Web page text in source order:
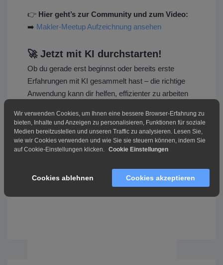
👉 Hier geht’s zur Community und zum Video:
➡️ Makler-Meetup Aufzeichnung ansehen
🚀 Jetzt mit KI durchstarten!
Ob du gerade erst beginnst oder bereits erste
Erfahrungen mit KI gesammelt hast – die richtige
Anwendung kann dir helfen, effizienter zu arbeiten
und entdecke, wie du KI in deinem Makler-Alltag
einsetzen kannst!
Wir verwenden Cookies, um Ihnen eine bessere Browser-Erfahrung zu
bieten, Inhalte und Anzeigen zu personalisieren, Funktionen für soziale
Medien bereitzustellen und unseren Traffic zu analysieren. Lesen Sie,
wie wir Cookies verwenden und wie Sie sie steuern können, indem Sie
auf Cookie-Einstellungen klicken. Cookie Einstellungen
Cookies ablehnen Cookies akzeptieren